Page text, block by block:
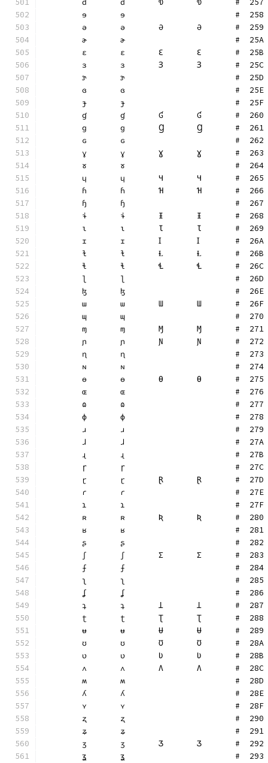
	ɗ	ɗ	Ɗ	Ɗ	#  257
	ɘ	ɘ			#  258
	ə	ə	Ə	Ə	#  259
	ɚ	ɚ			#  25A
	ɛ	ɛ	Ɛ	Ɛ	#  25B
	ɜ	ɜ	Ɜ	Ɜ	#  25C
	ɝ	ɝ			#  25D
	ɞ	ɞ			#  25E
	ɟ	ɟ			#  25F
	ɠ	ɠ	Ɠ	Ɠ	#  260
	ɡ	ɡ	Ɡ	Ɡ	#  261
	ɢ	ɢ			#  262
	ɣ	ɣ	Ɣ	Ɣ	#  263
	ɤ	ɤ			#  264
	ɥ	ɥ	Ɥ	Ɥ	#  265
	ɦ	ɦ	Ɦ	Ɦ	#  266
	ɧ	ɧ			#  267
	ɨ	ɨ	Ɨ	Ɨ	#  268
	ɩ	ɩ	Ɩ	Ɩ	#  269
	ɪ	ɪ	Ɪ	Ɪ	#  26A
	ɫ	ɫ	Ɫ	Ɫ	#  26B
	ɬ	ɬ	Ɬ	Ɬ	#  26C
	ɭ	ɭ			#  26D
	ɮ	ɮ			#  26E
	ɯ	ɯ	Ɯ	Ɯ	#  26F
	ɰ	ɰ			#  270
	ɱ	ɱ	Ɱ	Ɱ	#  271
	ɲ	ɲ	Ɲ	Ɲ	#  272
	ɳ	ɳ			#  273
	ɴ	ɴ			#  274
	ɵ	ɵ	Ɵ	Ɵ	#  275
	ɶ	ɶ			#  276
	ɷ	ɷ			#  277
	ɸ	ɸ			#  278
	ɹ	ɹ			#  279
	ɺ	ɺ			#  27A
	ɻ	ɻ			#  27B
	ɼ	ɼ			#  27C
	ɽ	ɽ	Ɽ	Ɽ	#  27D
	ɾ	ɾ			#  27E
	ɿ	ɿ			#  27F
	ʀ	ʀ	Ʀ	Ʀ	#  280
	ʁ	ʁ			#  281
	ʂ	ʂ			#  282
	ʃ	ʃ	Ʃ	Ʃ	#  283
	ʄ	ʄ			#  284
	ʅ	ʅ			#  285
	ʆ	ʆ			#  286
	ʇ	ʇ	Ʇ	Ʇ	#  287
	ʈ	ʈ	Ʈ	Ʈ	#  288
	ʉ	ʉ	Ʉ	Ʉ	#  289
	ʊ	ʊ	Ʊ	Ʊ	#  28A
	ʋ	ʋ	Ʋ	Ʋ	#  28B
	ʌ	ʌ	Ʌ	Ʌ	#  28C
	ʍ	ʍ			#  28D
	ʎ	ʎ			#  28E
	ʏ	ʏ			#  28F
	ʐ	ʐ			#  290
	ʑ	ʑ			#  291
	ʒ	ʒ	Ʒ	Ʒ	#  292
	ʓ	ʓ			#  293